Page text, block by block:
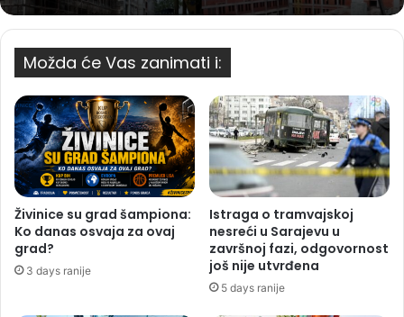
Možda će Vas zanimati i:
Živinice su grad šampiona:
Ko danas osvaja za ovaj
grad?
3 days ranije
Istraga o tramvajskoj
nesreći u Sarajevu u
završnoj fazi, odgovornost
još nije utvrđena
5 days ranije